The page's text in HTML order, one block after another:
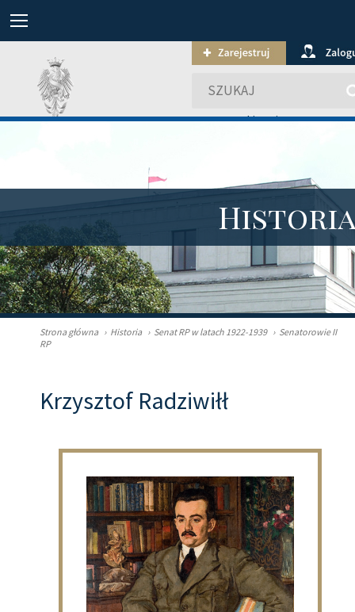
wyszukiwanie
Strona główna › Historia › Senat RP w latach 1922-1939 › Senatorowie II
RP
Krzysztof Radziwiłł